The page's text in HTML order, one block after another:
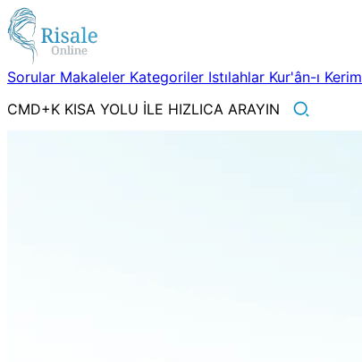
Sorular Makaleler Kategoriler Istılahlar Kur'ân-ı Kerim
CMD+K KISA YOLU İLE HIZLICA ARAYIN